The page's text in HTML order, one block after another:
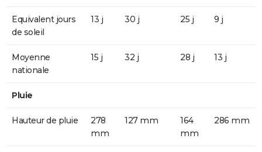
Equivalent jours
de soleil
13 j 30 j 25 j 9 j
Moyenne
nationale
15 j 32 j 28 j 13 j
Pluie
Hauteur de pluie
278
mm
127 mm
164
mm
286 mm